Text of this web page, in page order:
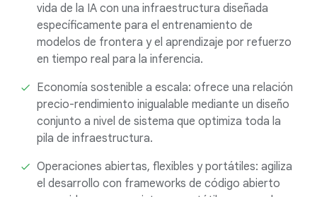
vida de la IA con una infraestructura diseñada
específicamente para el entrenamiento de
modelos de frontera y el aprendizaje por refuerzo
en tiempo real para la inferencia.
Economía sostenible a escala: ofrece una relación
precio-rendimiento inigualable mediante un diseño
conjunto a nivel de sistema que optimiza toda la
pila de infraestructura.
Operaciones abiertas, flexibles y portátiles: agiliza
el desarrollo con frameworks de código abierto